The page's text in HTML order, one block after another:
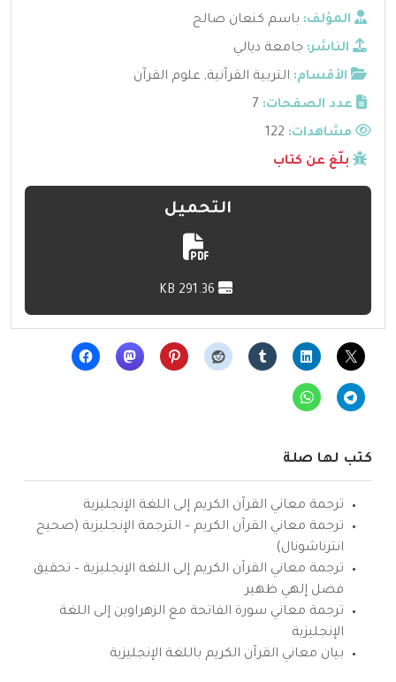
المؤلف: باسم كنعان صالح
الناشر: جامعة ديالي
الأقسام: التربية القرآنية, علوم القرآن
عدد الصفحات: 7
مشاهدات:
بلّغ عن كتاب
التحميل
كتب لها صلة
ترجمة معاني القرآن الكريم إلى اللغة الإنجليزية
ترجمة معاني القرآن الكريم – الترجمة الإنجليزية (صحيح
انترناشونال)
ترجمة معاني القرآن الكريم إلى اللغة الإنجليزية – تحقيق
فضل إلهي ظهير
ترجمة معاني سورة الفاتحة مع الزهراوين إلى اللغة
الإنجليزية
بيان معاني القرآن الكريم باللغة الإنجليزية